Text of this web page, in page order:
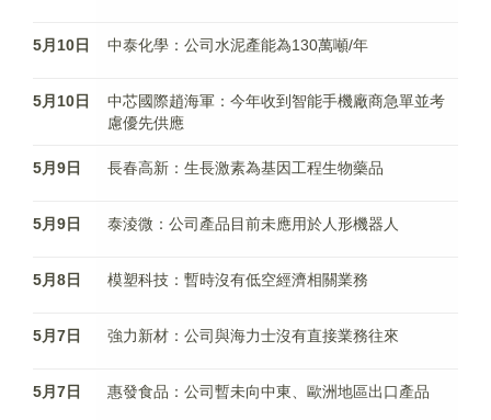
5月10日 中泰化學：公司水泥產能為130萬噸/年
5月10日
中芯國際趙海軍：今年收到智能手機廠商急單並考
慮優先供應
5月9日 長春高新：生長激素為基因工程生物藥品
5月9日 泰淩微：公司產品目前未應用於人形機器人
5月8日 模塑科技：暫時沒有低空經濟相關業務
5月7日 強力新材：公司與海力士沒有直接業務往來
5月7日 惠發食品：公司暫未向中東、歐洲地區出口產品